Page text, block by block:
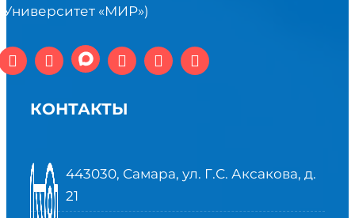
«МИР»)
КОНТАКТЫ
443030, Самара, ул. Г.С. Аксакова, д.
21